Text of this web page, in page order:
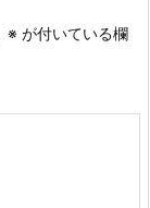
※ が付いている欄